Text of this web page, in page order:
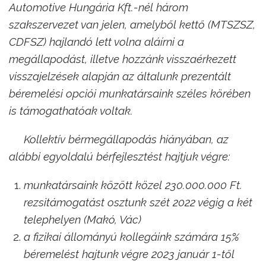
Automotive Hungária Kft.-nél három
szakszervezet van jelen, amelyből kettő (MTSZSZ,
CDFSZ) hajlandó lett volna aláírni a
megállapodást, illetve hozzánk visszaérkezett
visszajelzések alapján az általunk prezentált
béremelési opciói munkatársaink széles körében
is támogathatóak voltak.
Kollektív bérmegállapodás hiányában, az
alábbi egyoldalú bérfejlesztést hajtjuk végre:
munkatársaink között közel 230.000.000 Ft.
rezsitámogatást osztunk szét 2022 végig a két
telephelyen (Makó, Vác)
a fizikai állományú kollegáink számára 15%
béremelést hajtunk végre 2023 január 1-től